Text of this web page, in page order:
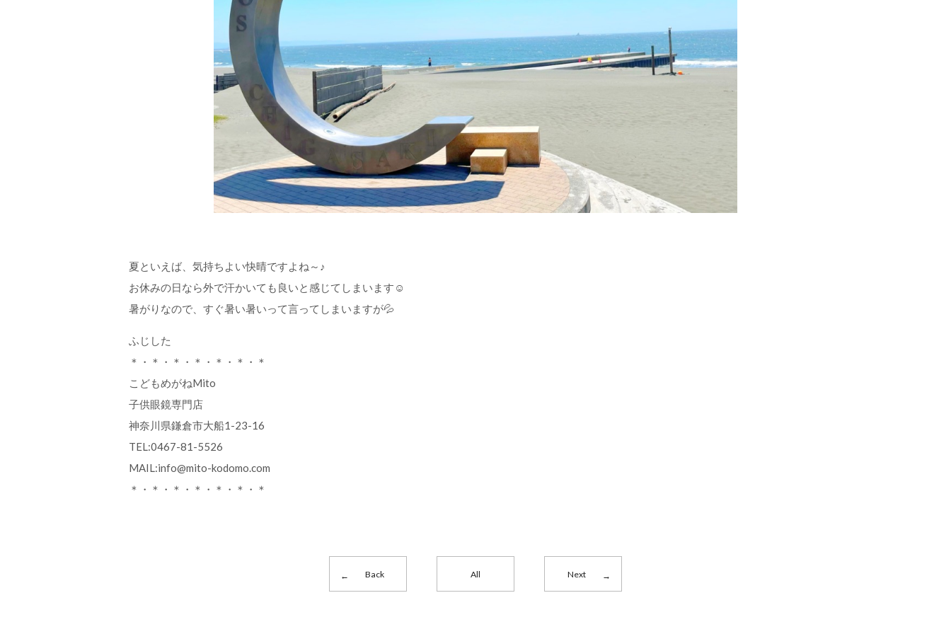
夏といえば、気持ちよい快晴ですよね～♪
お休みの日なら外で汗かいても良いと感じてしまいます☺
暑がりなので、すぐ暑い暑いって言ってしまいますが💦
ふじした
＊・＊・＊・＊・＊・＊・＊
こどもめがねMito
子供眼鏡専門店
神奈川県鎌倉市大船1-23-16
TEL:0467-81-5526
MAIL:info@mito-kodomo.com
＊・＊・＊・＊・＊・＊・＊
Back All Next